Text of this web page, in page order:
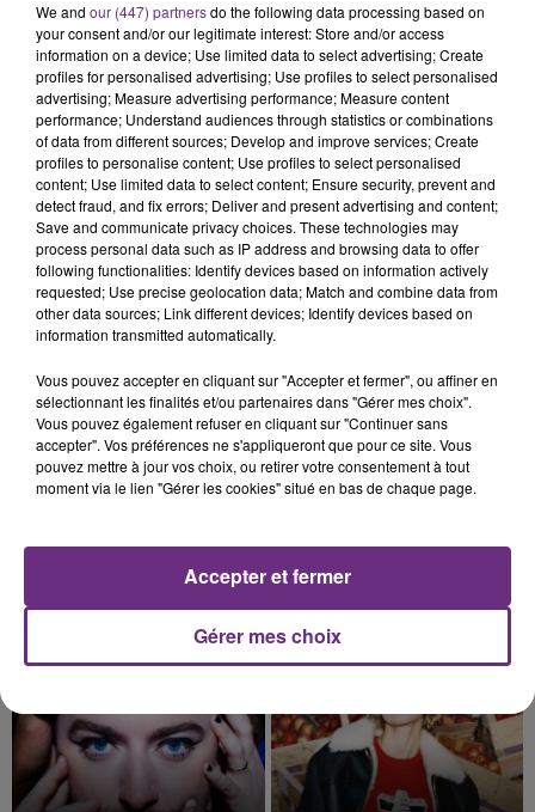
14h39
L'INSPECTION DU TRAVAIL RAPPELLE À
L'ORDRE SUR LES CONDITIONS DE...
Alors que les dates de début des vendange 2026
s'est avéré être plus précoce que prévu,
l'inspection du Travail en profite pour rappeler
les conditions de...
5 août 2026
UN FEU DE REMORQUE BLOQUE LA
CIRCULATION DANS LES ARDENNES
fin de matinée sur l'A34.
TITRES DIFFUSÉS
We and our (447) partnersdo the following data processing based on
your consent and/or our legitimate interest: Store and/or access
information on a device; Use limited data to select advertising; Create
profiles for personalised advertising; Use profiles to select personalised
advertising; Measure advertising performance; Measure content
performance; Understand audiences through statistics or combinations
of data from different sources; Develop and improve services; Create
profiles to personalise content; Use profiles to select personalised
content; Use limited data to select content; Ensure security, prevent and
detect fraud, and fix errors; Deliver and present advertising and content;
Save and communicate privacy choices. These technologies may
process personal data such as IP address and browsing data to offer
following functionalities: Identify devices based on information actively
requested; Use precise geolocation data; Match and combine data from
other data sources; Link different devices; Identify devices based on
information transmitted automatically.
Vous pouvez accepter en cliquant sur "Accepter et fermer", ou affiner en
sélectionnant les finalités et/ou partenaires dans "Gérer mes choix".
Vous pouvez également refuser en cliquant sur "Continuer sans
accepter". Vos préférences ne s'appliqueront que pour ce site. Vous
pouvez mettre à jour vos choix, ou retirer votre consentement à tout
moment via le lien "Gérer les cookies" situé en bas de chaque page.
Gérer mes choix
Accepter et fermer